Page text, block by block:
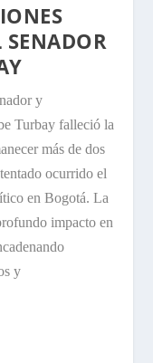
SENADOR
y
Turbay falleció la
más de dos
ocurrido el
en Bogotá. La
impacto en
y